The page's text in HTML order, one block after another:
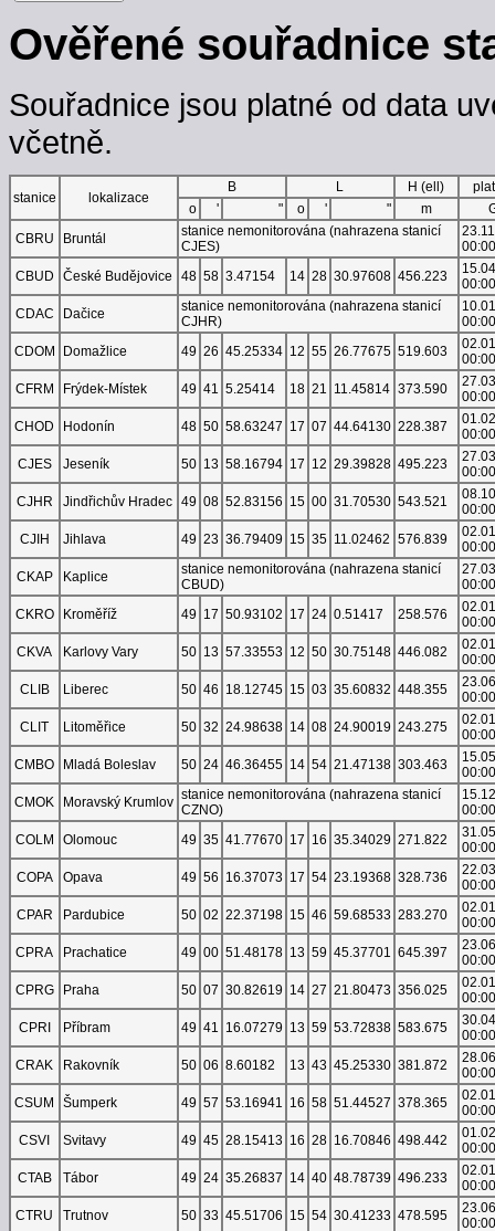
Ověřené souřadnice
Souřadnice jsou platné od data
včetně.
stanice lokalizace
B L H (ell)
o
' " o ' " m
CBRU
Bruntál
stanice nemonitorována (nahrazena stanicí
CJES)
00:00
CBUD
České Budějovice 48 58 3.47154 14 28 30.97608 456.223
00:00
CDAC
Dačice
stanice nemonitorována (nahrazena stanicí
CJHR)
00:00
CDOM
Domažlice 49 26 45.25334 12 55 26.77675 519.603
00:00
CFRM
Frýdek-Místek 49 41 5.25414 18 21 11.45814 373.590
00:00
CHOD
Hodonín 48 50 58.63247 17 07 44.64130 228.387
00:00
CJES
Jeseník 50 13 58.16794 17 12 29.39828 495.223
00:00
CJHR
Jindřichův Hradec 49 08 52.83156 15 00 31.70530 543.521
00:00
CJIH
Jihlava 49 23 36.79409 15 35 11.02462 576.839
00:00
CKAP
Kaplice
stanice nemonitorována (nahrazena stanicí
CBUD)
00:00
CKRO
Kroměříž 49 17 50.93102 17 24 0.51417 258.576
00:00
CKVA
Karlovy Vary 50 13 57.33553 12 50 30.75148 446.082
00:00
CLIB
Liberec 50 46 18.12745 15 03 35.60832 448.355
00:00
CLIT
Litoměřice 50 32 24.98638 14 08 24.90019 243.275
00:00
CMBO
Mladá Boleslav 50 24 46.36455 14 54 21.47138 303.463
00:00
CMOK
Moravský Krumlov stanice nemonitorována (nahrazena stanicí
CZNO)
00:00
COLM
Olomouc 49 35 41.77670 17 16 35.34029 271.822
00:00
COPA
Opava 49 56 16.37073 17 54 23.19368 328.736
00:00
CPAR
Pardubice 50 02 22.37198 15 46 59.68533 283.270
00:00
CPRA
Prachatice 49 00 51.48178 13 59 45.37701 645.397
00:00
CPRG
Praha 50 07 30.82619 14 27 21.80473 356.025
00:00
CPRI
Příbram 49 41 16.07279 13 59 53.72838 583.675
00:00
CRAK
Rakovník 50 06 8.60182 13 43 45.25330 381.872
00:00
CSUM
Šumperk 49 57 53.16941 16 58 51.44527 378.365
00:00
CSVI
Svitavy 49 45 28.15413 16 28 16.70846 498.442
00:00
CTAB
Tábor 49 24 35.26837 14 40 48.78739 496.233
00:00
CTRU
Trutnov 50 33 45.51706 15 54 30.41233 478.595
00:00